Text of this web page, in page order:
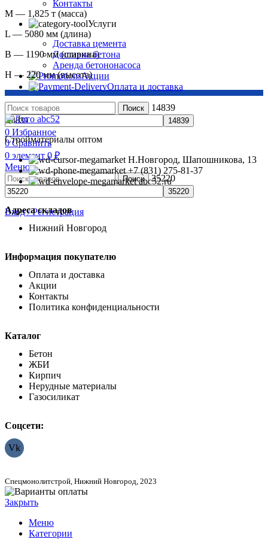
Контакты
Услуги
Доставка цемента
Доставка бетона
Аренда бетононасоса
Акции
Оплата и доставка
Поиск 14839
0 Избранное
0 Сравнить
0 элемент 0 ₽
Меню
Поиск 35220
Вход / Регистрация
М — 1,825 т (масса)
L — 5080 мм (длина)
B — 1190 мм (ширина)
H — 220 мм (высота)
Стройматериалы оптом
Н.Новгород, Шапошникова, 13
+7 (831) 275-81-37
abc52.ru
Адреса складов
Нижний Новгород
Информация покупателю
Оплата и доставка
Акции
Контакты
Политика конфиденциальности
Каталог
Бетон
ЖБИ
Кирпич
Нерудные материалы
Газосиликат
Соцсети:
Vk
Спецмонолитстрой, Нижний Новгород, 2023
Закрыть
Меню
Категории